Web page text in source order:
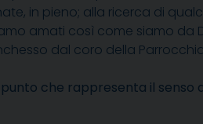
in pieno; alla ricerca di
amati così come siamo da
dal coro della
che rappresenta il senso